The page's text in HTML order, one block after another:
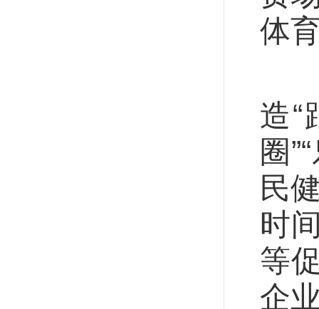
体
造“
圈
民
时
等
企